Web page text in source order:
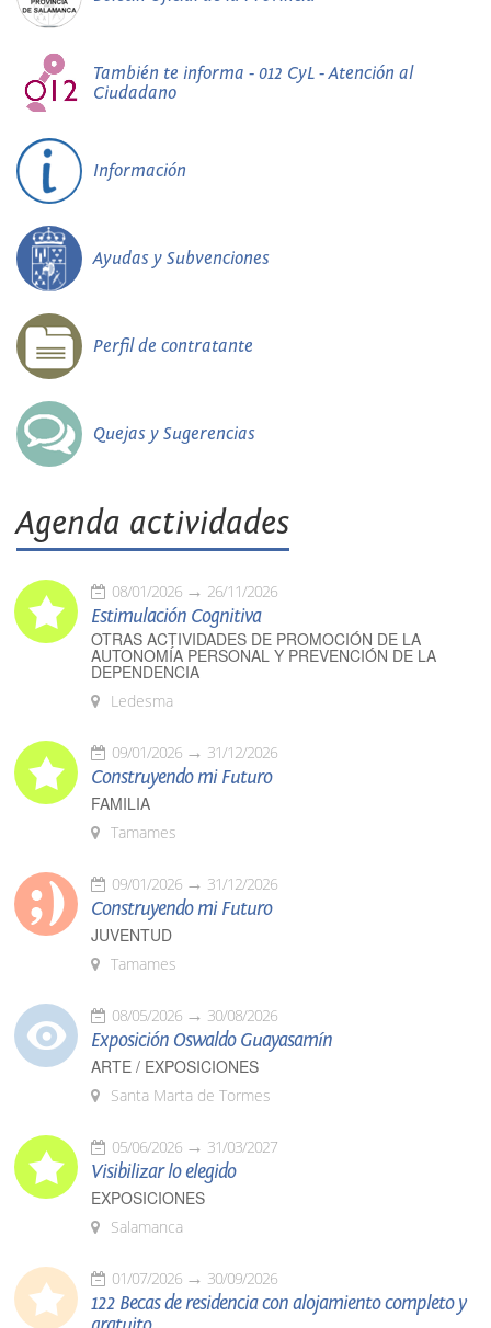
También te informa - 012 CyL - Atención al
Ciudadano
Información
Ayudas y Subvenciones
Perfil de contratante
Quejas y Sugerencias
Agenda actividades
08/01/2026 26/11/2026
Estimulación Cognitiva
OTRAS ACTIVIDADES DE PROMOCIÓN DE LA
AUTONOMÍA PERSONAL Y PREVENCIÓN DE LA
DEPENDENCIA
Ledesma
09/01/2026 31/12/2026
Construyendo mi Futuro
FAMILIA
Tamames
09/01/2026 31/12/2026
Construyendo mi Futuro
JUVENTUD
Tamames
08/05/2026 30/08/2026
Exposición Oswaldo Guayasamín
ARTE / EXPOSICIONES
Santa Marta de Tormes
05/06/2026 31/03/2027
Visibilizar lo elegido
EXPOSICIONES
Salamanca
01/07/2026 30/09/2026
122 Becas de residencia con alojamiento completo y